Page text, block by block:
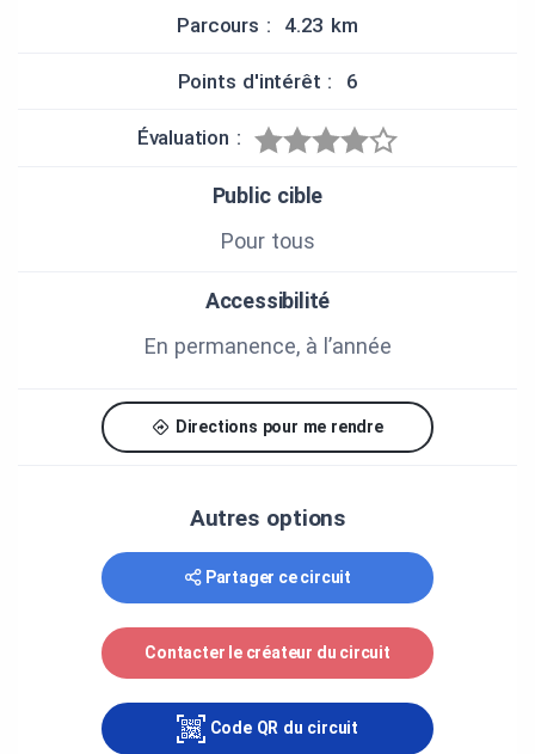
Parcours : 4.23 km
Points d'intérêt : 6
Évaluation :
Public cible
Pour tous
Accessibilité
En permanence, à l’année
Directions pour me rendre
Autres options
Partager ce circuit
Contacter le créateur du circuit
Code QR du circuit